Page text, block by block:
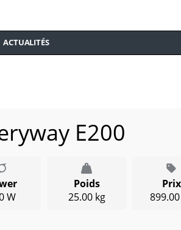
ACTUALITÉS
E200
W
Poids
25.00 kg
Prix